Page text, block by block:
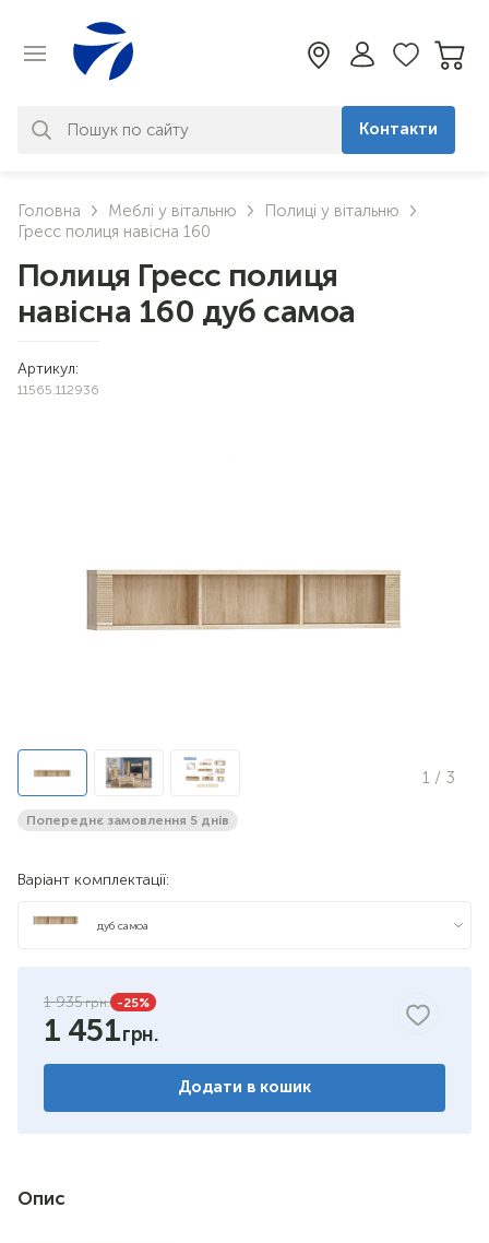
знайдено. Уточніть свій запит
Контакти
Головна Меблі у вітальню
Полиці у вітальню
Гресс полиця навісна 160
Полиця Гресс полиця
навісна 160 дуб самоа
Артикул:
11565.112936
1 / 3
Попереднє замовлення 5 днів
Варіант комплектації:
дуб самоа
1 935 -25%
1 451
Додати в кошик
Опис